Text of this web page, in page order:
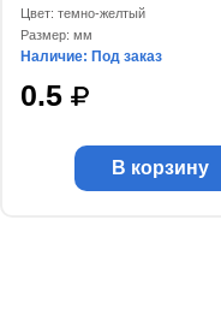
Цвет: темно-желтый
Размер: мм
Наличие: Под заказ
0.5
В корзину